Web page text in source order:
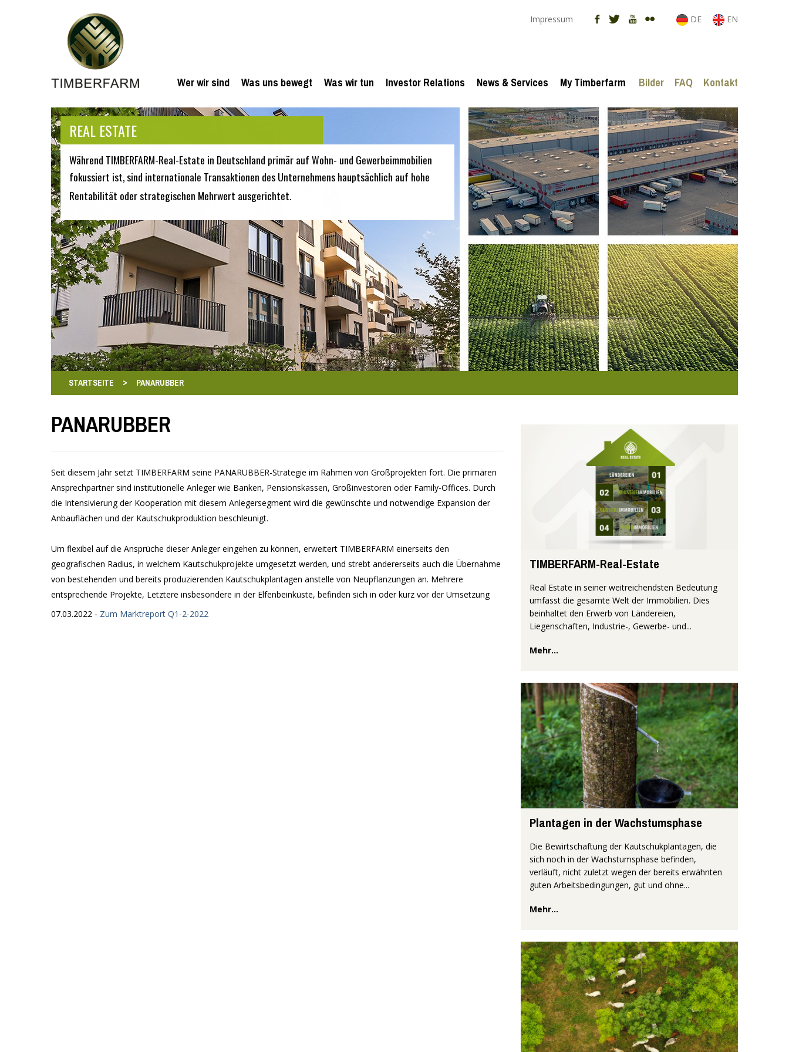
Impressum DE EN
Wer wir sind Was uns bewegt Was wir tun Investor Relations News & Services My Timberfarm Bilder FAQ Kontakt
REAL ESTATE
Während TIMBERFARM-Real-Estate in Deutschland primär auf Wohn- und Gewerbeimmobilien
Rentabilität oder strategischen Mehrwert ausgerichtet.
fokussiert ist, sind internationale Transaktionen des Unternehmens hauptsächlich auf hohe
STARTSEITE > PANARUBBER
PANARUBBER
Seit diesem Jahr setzt TIMBERFARM seine PANARUBBER-Strategie im Rahmen von Großprojekten fort. Die primären
Ansprechpartner sind institutionelle Anleger wie Banken, Pensionskassen, Großinvestoren oder Family-Offices. Durch
die Intensivierung der Kooperation mit diesem Anlegersegment wird die gewünschte und notwendige Expansion der
Anbauflächen und der Kautschukproduktion beschleunigt.
Um flexibel auf die Ansprüche dieser Anleger eingehen zu können, erweitert TIMBERFARM einerseits den
geografischen Radius, in welchem Kautschukprojekte umgesetzt werden, und strebt andererseits auch die Übernahme
von bestehenden und bereits produzierenden Kautschukplantagen anstelle von Neupflanzungen an. Mehrere
entsprechende Projekte, Letztere insbesondere in der Elfenbeinküste, befinden sich in oder kurz vor der Umsetzung
07.03.2022 - Zum Marktreport Q1-2-2022
TIMBERFARM-Real-Estate
Real Estate in seiner weitreichendsten Bedeutung
umfasst die gesamte Welt der Immobilien. Dies
beinhaltet den Erwerb von Ländereien,
Liegenschaften, Industrie-, Gewerbe- und...
Mehr...
Plantagen in der Wachstumsphase
Die Bewirtschaftung der Kautschukplantagen, die
sich noch in der Wachstumsphase befinden,
verläuft, nicht zuletzt wegen der bereits erwähnten
guten Arbeitsbedingungen, gut und ohne...
Mehr...